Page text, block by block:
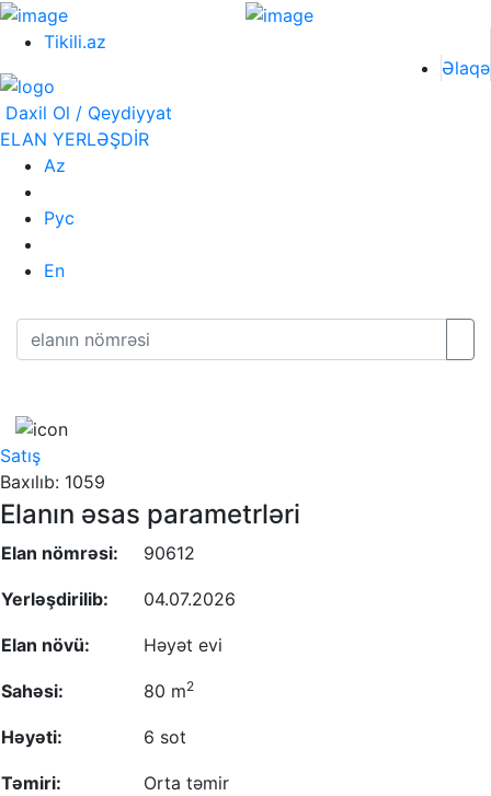
Tikili.az
Əlaqə
Daxil Ol / Qeydiyyat
ELAN YERLƏŞDİR
Az
Рус
En
Satış
Baxılıb: 1059
Elanın əsas parametrləri
Elan nömrəsi: 90612
Yerləşdirilib: 04.07.2026
Elan növü: Həyət evi
Sahəsi: 80 m2
Həyəti: 6 sot
Təmiri: Orta təmir